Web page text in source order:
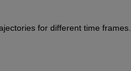
for different time frames.